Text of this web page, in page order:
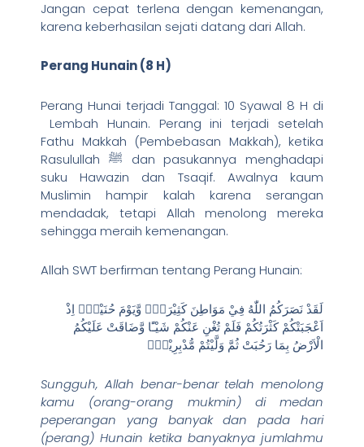
Jangan cepat terlena dengan kemenangan,
karena keberhasilan sejati datang dari Allah.
Perang Hunain (8 H)
Perang Hunai terjadi Tanggal: 10 Syawal 8 H di
Lembah Hunain. Perang ini terjadi setelah
Fathu Makkah (Pembebasan Makkah), ketika
Rasulullah ﷺ dan pasukannya menghadapi
suku Hawazin dan Tsaqif. Awalnya kaum
Muslimin hampir kalah karena serangan
mendadak, tetapi Allah menolong mereka
sehingga meraih kemenangan.
Allah SWT berfirman tentang Perang Hunain:
لَقَدْ نَصَرَكُمُ اللّٰهُ فِيْ مَوَاطِنَ كَثِيْرَةٍۙ وَّيَوْمَ حُنَيْنٍۙ اِذْ
اَعْجَبَتْكُمْ كَثْرَتُكُمْ فَلَمْ تُغْنِ عَنْكُمْ شَيْـًٔا وَّضَاقَتْ عَلَيْكُمُ
الْاَرْضُ بِمَا رَحُبَتْ ثُمَّ وَلَّيْتُمْ مُّدْبِرِيْنَۚ
Sungguh, Allah benar-benar telah menolong
kamu (orang-orang mukmin) di medan
peperangan yang banyak dan pada hari
(perang) Hunain ketika banyaknya jumlahmu